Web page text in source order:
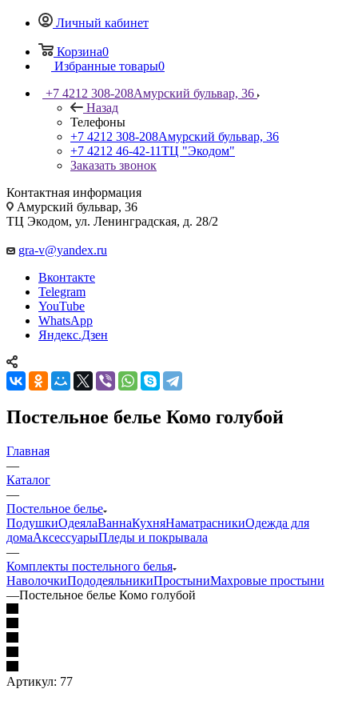
Личный кабинет
Корзина0
Избранные товары0
+7 4212 308-208Амурский бульвар, 36
Назад
Телефоны
+7 4212 308-208Амурский бульвар, 36
+7 4212 46-42-11ТЦ "Экодом"
Заказать звонок
Контактная информация
Амурский бульвар, 36
ТЦ Экодом, ул. Ленинградская, д. 28/2
gra-v@yandex.ru
Вконтакте
Telegram
YouTube
WhatsApp
Яндекс.Дзен
Постельное белье Комо голубой
Главная
—
Каталог
—
Постельное белье
ПодушкиОдеялаВаннаКухняНаматрасникиОдежда для
домаАксессуарыПледы и покрывала
—
Комплекты постельного белья
НаволочкиПододеяльникиПростыниМахровые простыни
—Постельное белье Комо голубой
Артикул: 77